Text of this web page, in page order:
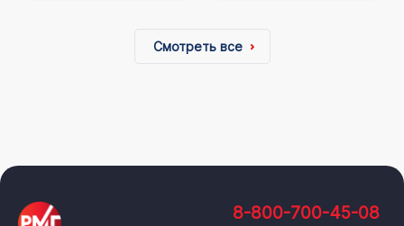
Смотреть все
8-800-700-45-08